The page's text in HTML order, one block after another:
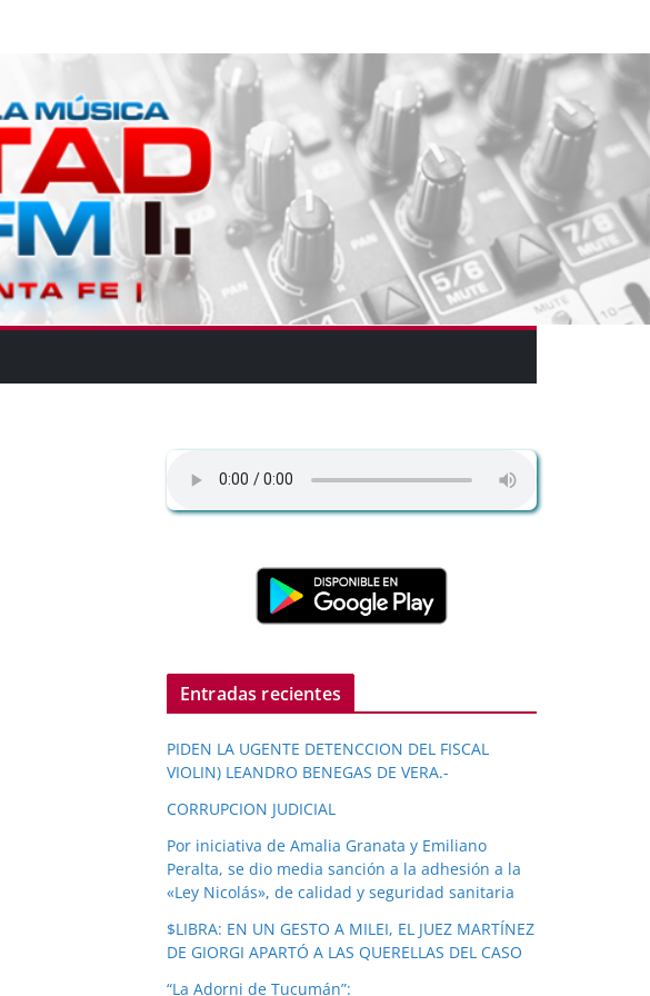
Entradas recientes
PIDEN LA UGENTE DETENCCION DEL FISCAL
VIOLIN) LEANDRO BENEGAS DE VERA.-
CORRUPCION JUDICIAL
Por iniciativa de Amalia Granata y Emiliano
Peralta, se dio media sanción a la adhesión a la
«Ley Nicolás», de calidad y seguridad sanitaria
$LIBRA: EN UN GESTO A MILEI, EL JUEZ MARTÍNEZ
DE GIORGI APARTÓ A LAS QUERELLAS DEL CASO
“La Adorni de Tucumán”: